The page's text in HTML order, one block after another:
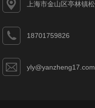
上海市金山区亭林镇
18701759826
yly@yanzheng17.com